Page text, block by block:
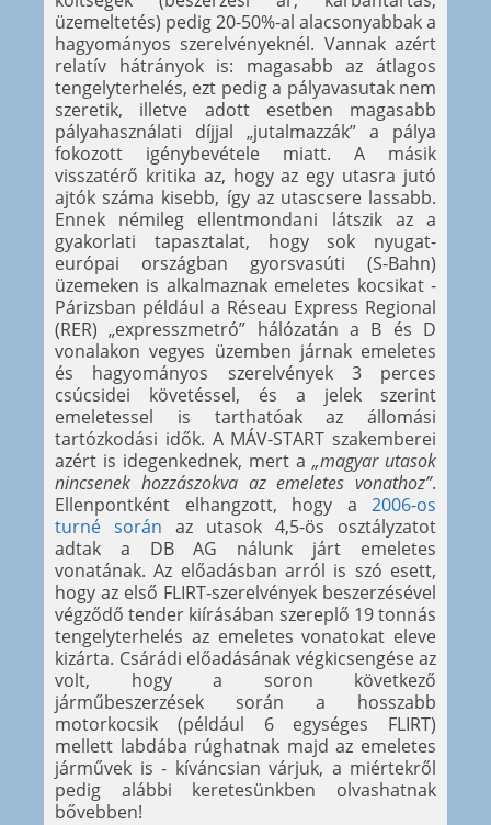
üzemeltetés) pedig 20-50%-al alacsonyabbak a
hagyományos szerelvényeknél. Vannak azért
relatív hátrányok is: magasabb az átlagos
tengelyterhelés, ezt pedig a pályavasutak nem
szeretik, illetve adott esetben magasabb
pályahasználati díjjal „jutalmazzák” a pálya
fokozott igénybevétele miatt. A másik
visszatérő kritika az, hogy az egy utasra jutó
ajtók száma kisebb, így az utascsere lassabb.
Ennek némileg ellentmondani látszik az a
gyakorlati tapasztalat, hogy sok nyugat-
európai országban gyorsvasúti (S-Bahn)
üzemeken is alkalmaznak emeletes kocsikat -
Párizsban például a Réseau Express Regional
(RER) „expresszmetró” hálózatán a B és D
vonalakon vegyes üzemben járnak emeletes
és hagyományos szerelvények 3 perces
csúcsidei követéssel, és a jelek szerint
emeletessel is tarthatóak az állomási
tartózkodási idők. A MÁV-START szakemberei
azért is idegenkednek, mert a „magyar utasok
nincsenek hozzászokva az emeletes vonathoz”.
Ellenpontként elhangzott, hogy a 2006-os
turné során az utasok 4,5-ös osztályzatot
adtak a DB AG nálunk járt emeletes
vonatának. Az előadásban arról is szó esett,
hogy az első FLIRT-szerelvények beszerzésével
végződő tender kiírásában szereplő 19 tonnás
tengelyterhelés az emeletes vonatokat eleve
kizárta. Csárádi előadásának végkicsengése az
volt, hogy a soron következő
járműbeszerzések során a hosszabb
motorkocsik (például 6 egységes FLIRT)
mellett labdába rúghatnak majd az emeletes
járművek is - kíváncsian várjuk, a miértekről
pedig alábbi keretesünkben olvashatnak
bővebben!